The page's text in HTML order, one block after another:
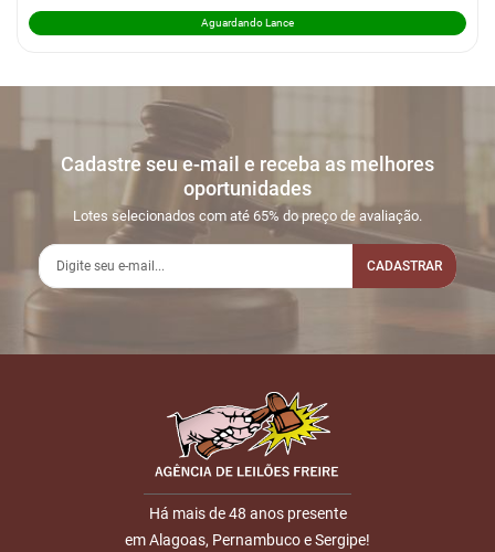
Aguardando Lance
Cadastre seu e-mail e receba as melhores
oportunidades
Lotes selecionados com até 65% do preço de avaliação.
CADASTRAR
Há mais de 48 anos presente
em Alagoas, Pernambuco e Sergipe!